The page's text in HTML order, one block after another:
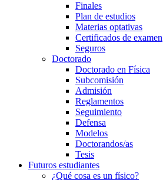
Finales
Plan de estudios
Materias optativas
Certificados de examen
Seguros
Doctorado
Doctorado en Física
Subcomisión
Admisión
Reglamentos
Seguimiento
Defensa
Modelos
Doctorandos/as
Tesis
Futuros estudiantes
¿Qué cosa es un físico?